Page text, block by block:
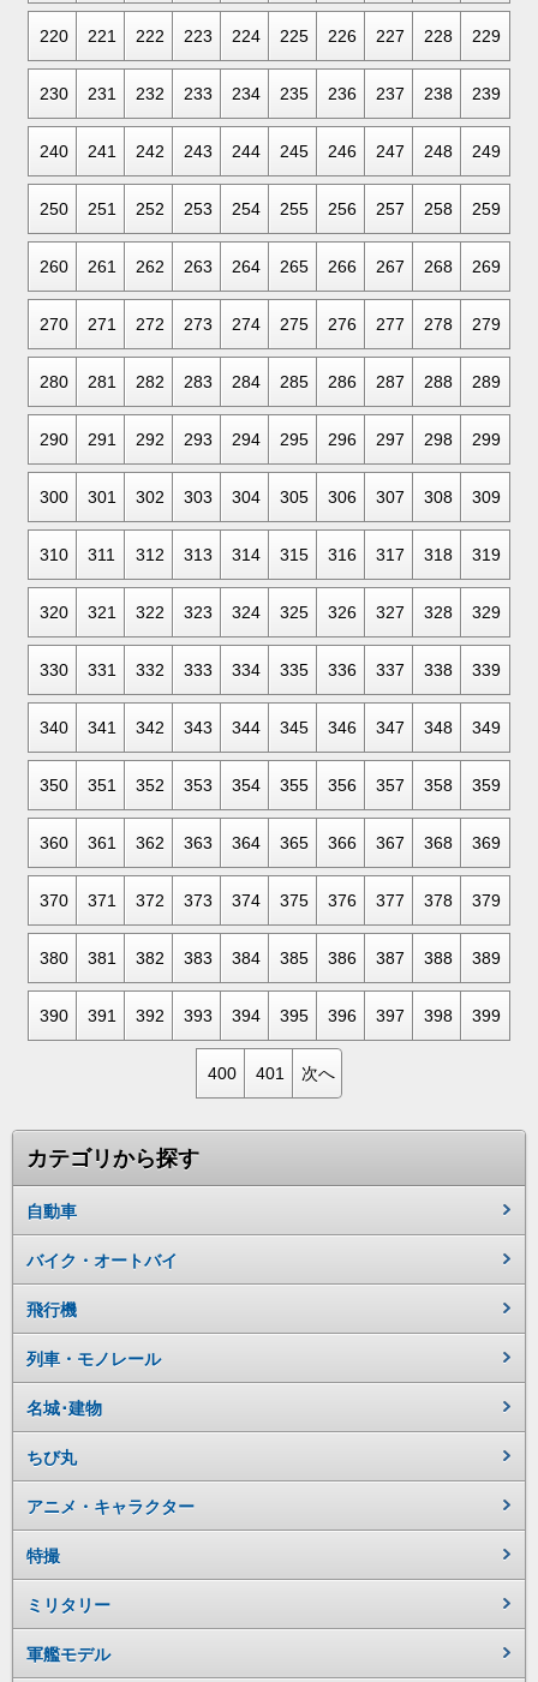
220 221 222 223 224 225 226 227 228 229
230 231 232 233 234 235 236 237 238 239
240 241 242 243 244 245 246 247 248 249
250 251 252 253 254 255 256 257 258 259
260 261 262 263 264 265 266 267 268 269
270 271 272 273 274 275 276 277 278 279
280 281 282 283 284 285 286 287 288 289
290 291 292 293 294 295 296 297 298 299
300 301 302 303 304 305 306 307 308 309
310 311 312 313 314 315 316 317 318 319
320 321 322 323 324 325 326 327 328 329
330 331 332 333 334 335 336 337 338 339
340 341 342 343 344 345 346 347 348 349
350 351 352 353 354 355 356 357 358 359
360 361 362 363 364 365 366 367 368 369
370 371 372 373 374 375 376 377 378 379
380 381 382 383 384 385 386 387 388 389
390 391 392 393 394 395 396 397 398 399
400 401 次へ
カテゴリから探す
自動車
バイク・オートバイ
飛行機
列車・モノレール
名城･建物
ちび丸
アニメ・キャラクター
特撮
ミリタリー
軍艦モデル